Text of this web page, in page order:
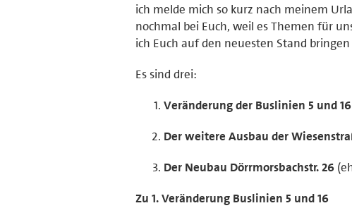
ich melde mich so kurz nach meinem
nochmal bei Euch, weil es Themen für
ich Euch auf den neuesten Stand
Es sind drei:
Veränderung der Buslinien 5 und 16
Der weitere Ausbau der
Der Neubau Dörrmorsbachstr. 26
Zu 1. Veränderung Buslinien 5 und 16